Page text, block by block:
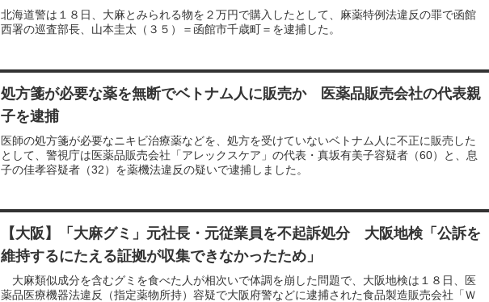
北海道警は１８日、大麻とみられる物を２万円で購入したとして、麻薬特例法違反の罪で函館
西署の巡査部長、山本圭太（３５）＝函館市千歳町＝を逮捕した。
処方箋が必要な薬を無断でベトナム人に販売か 医薬品販売会社の代表親
子を逮捕
医師の処方箋が必要なニキビ治療薬などを、処方を受けていないベトナム人に不正に販売した
として、警視庁は医薬品販売会社「アレックスケア」の代表・真坂有美子容疑者（60）と、息
子の佳孝容疑者（32）を薬機法違反の疑いで逮捕しました。
【大阪】「大麻グミ」元社長・元従業員を不起訴処分 大阪地検「公訴を
維持するにたえる証拠が収集できなかったため」
大麻類似成分を含むグミを食べた人が相次いで体調を崩した問題で、大阪地検は１８日、医
薬品医療機器法違反（指定薬物所持）容疑で大阪府警などに逮捕された食品製造販売会社「Ｗ